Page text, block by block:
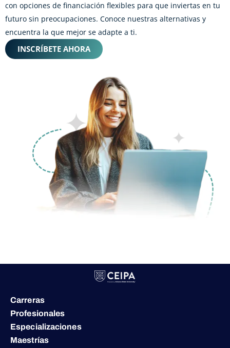
con opciones de financiación flexibles para que inviertas en tu
futuro sin preocupaciones. Conoce nuestras alternativas y
encuentra la que mejor se adapte a ti.
INSCRÍBETE AHORA
Carreras
Profesionales
Especializaciones
Maestrías